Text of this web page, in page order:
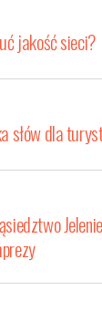
jakość sieci?
słów dla